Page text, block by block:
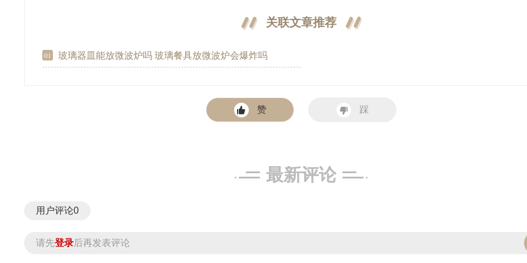
关联文章推荐
01 玻璃器皿能放微波炉吗 玻璃餐具放微波炉会爆炸吗
赞 踩
最新评论
用户评论0
请先登录后再发表评论